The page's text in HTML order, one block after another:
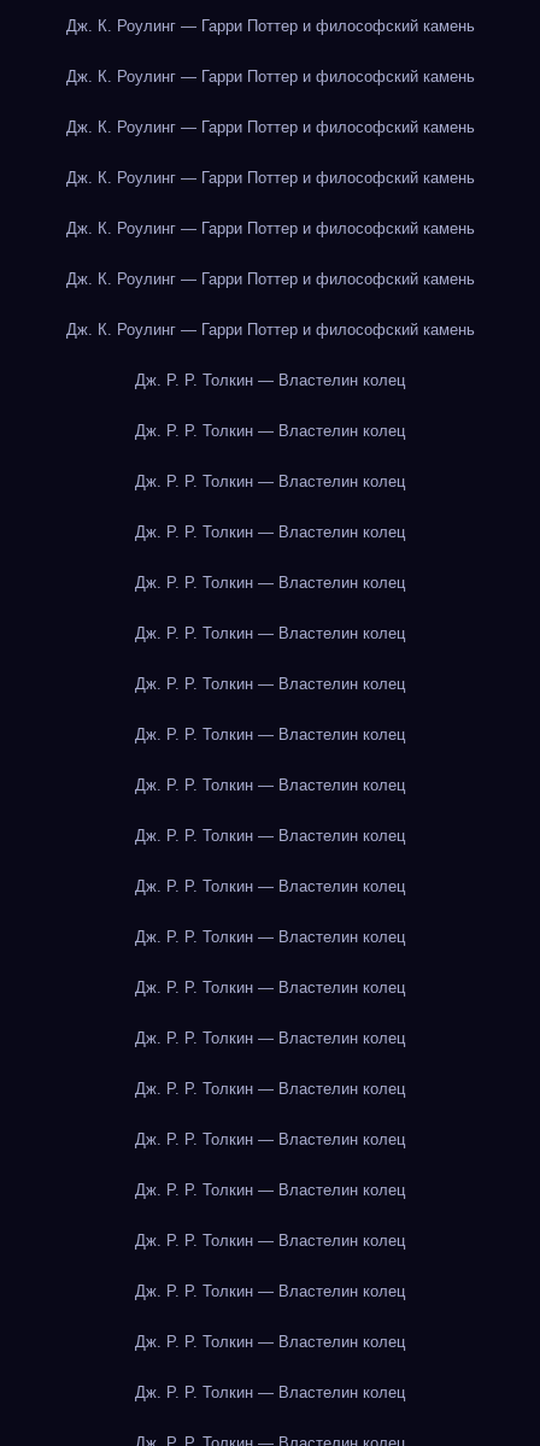
Дж. К. Роулинг — Гарри Поттер и философский камень
Дж. К. Роулинг — Гарри Поттер и философский камень
Дж. К. Роулинг — Гарри Поттер и философский камень
Дж. К. Роулинг — Гарри Поттер и философский камень
Дж. К. Роулинг — Гарри Поттер и философский камень
Дж. К. Роулинг — Гарри Поттер и философский камень
Дж. К. Роулинг — Гарри Поттер и философский камень
Дж. Р. Р. Толкин — Властелин колец
Дж. Р. Р. Толкин — Властелин колец
Дж. Р. Р. Толкин — Властелин колец
Дж. Р. Р. Толкин — Властелин колец
Дж. Р. Р. Толкин — Властелин колец
Дж. Р. Р. Толкин — Властелин колец
Дж. Р. Р. Толкин — Властелин колец
Дж. Р. Р. Толкин — Властелин колец
Дж. Р. Р. Толкин — Властелин колец
Дж. Р. Р. Толкин — Властелин колец
Дж. Р. Р. Толкин — Властелин колец
Дж. Р. Р. Толкин — Властелин колец
Дж. Р. Р. Толкин — Властелин колец
Дж. Р. Р. Толкин — Властелин колец
Дж. Р. Р. Толкин — Властелин колец
Дж. Р. Р. Толкин — Властелин колец
Дж. Р. Р. Толкин — Властелин колец
Дж. Р. Р. Толкин — Властелин колец
Дж. Р. Р. Толкин — Властелин колец
Дж. Р. Р. Толкин — Властелин колец
Дж. Р. Р. Толкин — Властелин колец